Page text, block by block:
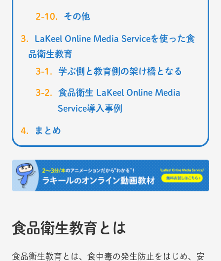
その他
LaKeel Online Media Serviceを使った食
品衛生教育
学ぶ側と教育側の架け橋となる
食品衛生 LaKeel Online Media
Service導入事例
まとめ
食品衛生教育とは
食品衛生教育とは、食中毒の発生防止をはじめ、安